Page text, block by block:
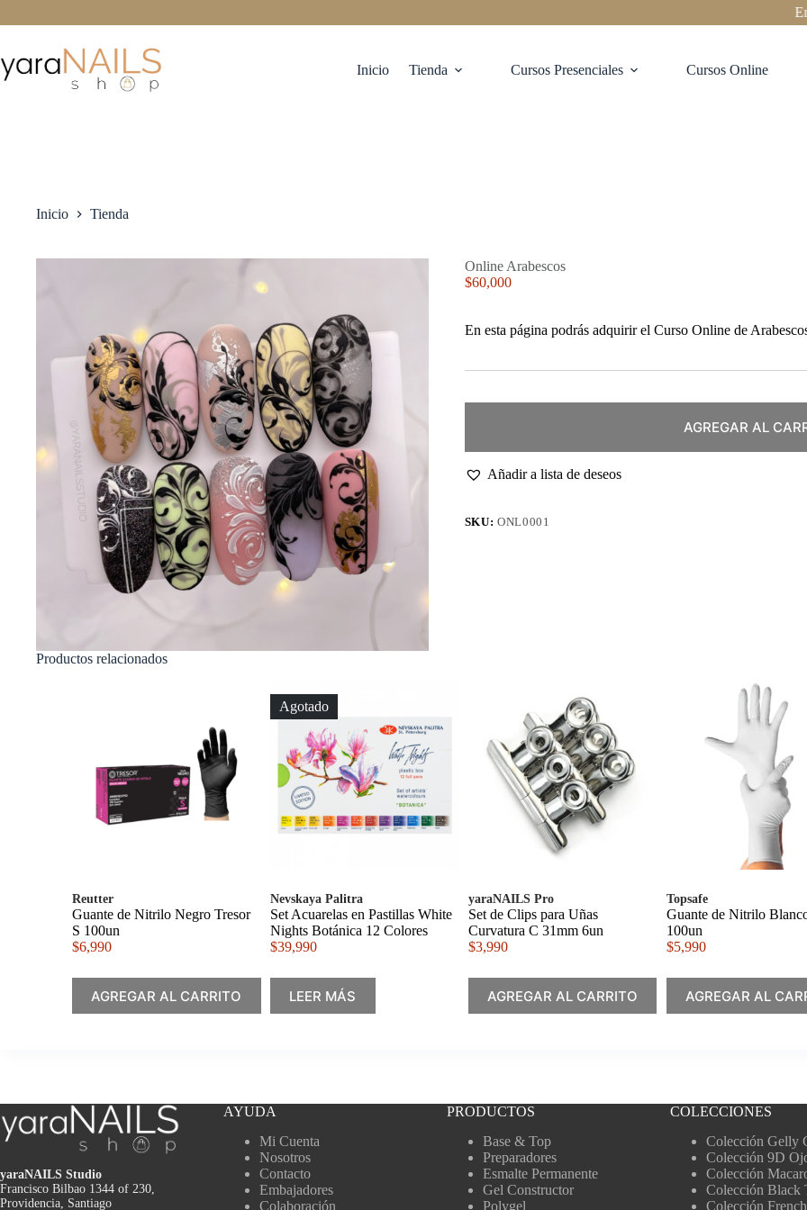
al
Inicio Tienda Cursos Presenciales Cursos Online
Inicio Tienda
Online Arabescos
$60,000
En esta página podrás adquirir el Curso Online de
AGREGAR AL
Añadir a lista de deseos
SKU:ONL0001
Productos relacionados
Reutter
Guante de Nitrilo Negro Tresor
S 100un
$6,990
AGREGAR AL CARRITO
Agotado
Nevskaya Palitra
Set Acuarelas en Pastillas White
Nights Botánica 12 Colores
$39,990
LEER MÁS
yaraNAILS Pro
Set de Clips para Uñas
Curvatura C 31mm 6un
$3,990
AGREGAR AL CARRITO
Topsafe
Guante de Nitrilo
100un
$5,990
AGREGAR AL
yaraNAILS Studio
Francisco Bilbao 1344 of 230,
Providencia, Santiago
AYUDA
Mi Cuenta
Nosotros
Contacto
Embajadores
Colaboración
PRODUCTOS
Base & Top
Preparadores
Esmalte Permanente
Gel Constructor
Polygel
COLECCIONES
Colección Gelly
Colección 9D
Colección
Colección Black
Colección French